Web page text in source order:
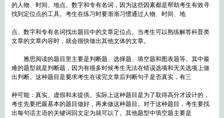
的人物、时间、地点、数字和专有名词，因为这些因素都是帮助考生有效寻
找到定位点的工具。考生在练习时要渐渐习惯通过人物、时间、地
点、数字和专有名词找出题目中的文章定位点。当考生可以熟练解答科普类
文章的文章内容时，就会很快做出其他文体的文章。
雅思阅读的题目里主要是判断题、选择题、填空题和图表题等。其中最
难的题型就是判断题，因为有很多时候考生无法在错误选项和无关选项上做
出判断。这种题目是要求考生在读完文章后判断句子是否真实，有三
种可能：真实、虚假和未提供。实际上这种题目是为了取得高分才设计的，
考生先要把最基本的题目做好，再来做这种题目。对于这种题目，考生要找
出每句话主语的关键词回文定为就可以了。其他题型中填空题主要是